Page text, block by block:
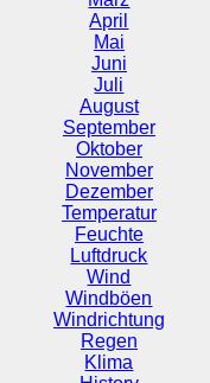
April
Mai
Juni
Juli
August
September
Oktober
November
Dezember
Temperatur
Feuchte
Luftdruck
Wind
Windböen
Windrichtung
Regen
Klima